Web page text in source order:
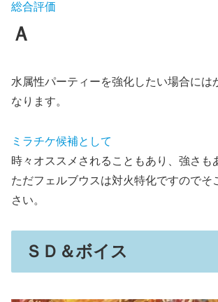
総合評価
Ａ
水属性パーティーを強化したい場合には
なります。
ミラチケ候補として
時々オススメされることもあり、強さも
ただフェルブウスは対火特化ですのでそ
さい。
ＳＤ＆ボイス